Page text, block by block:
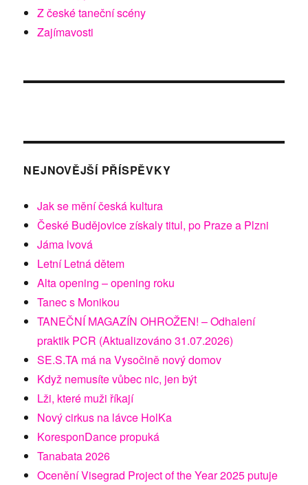
Z české taneční scény
Zajímavosti
NEJNOVĚJŠÍ PŘÍSPĚVKY
Jak se mění česká kultura
České Budějovice získaly titul, po Praze a Plzni
Jáma lvová
Letní Letná dětem
Alta opening – opening roku
Tanec s Monikou
TANEČNÍ MAGAZÍN OHROŽEN! – Odhalení
praktik PCR (Aktualizováno 31.07.2026)
SE.S.TA má na Vysočině nový domov
Když nemusíte vůbec nic, jen být
Lži, které muži říkají
Nový cirkus na lávce HolKa
KoresponDance propuká
Tanabata 2026
Ocenění Visegrad Project of the Year 2025 putuje